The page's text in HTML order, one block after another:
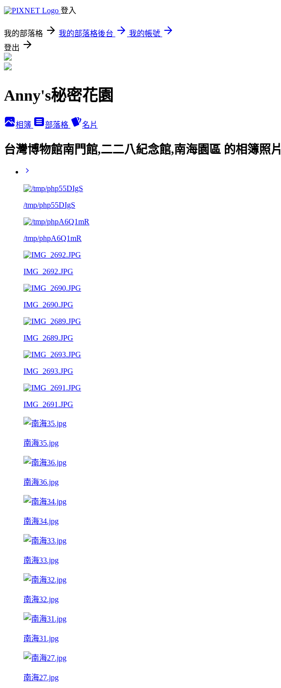
登入
我的部落格 我的部落格後台
我的帳號
登出
Anny's秘密花園
相簿 部落格 名片
台灣博物館南門館,二二八紀念館,南海園區 的相簿照片
/tmp/php55DIgS
/tmp/phpA6Q1mR
IMG_2692.JPG
IMG_2690.JPG
IMG_2689.JPG
IMG_2693.JPG
IMG_2691.JPG
南海35.jpg
南海36.jpg
南海34.jpg
南海33.jpg
南海32.jpg
南海31.jpg
南海27.jpg